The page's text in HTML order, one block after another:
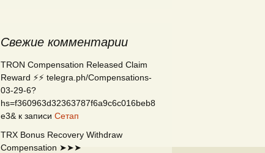
Свежие комментарии
TRON Compensation Released Claim
Reward ⚡⚡ telegra.ph/Compensations-
03-29-6?
hs=f360963d32363787f6a9c6c016beb8
e3& к записи Сетап
TRX Bonus Recovery Withdraw
Compensation ➤➤➤